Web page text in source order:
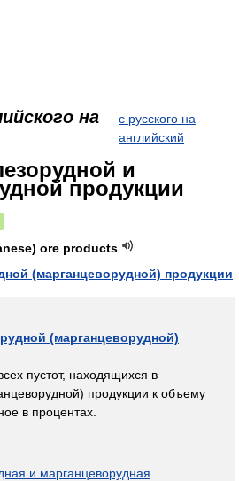
на
с русского на
английский
и
продукции
ore products
(марганцеворудной) продукции
(марганцеворудной)
пустот, находящихся в
продукции к объему
в процентах.
и марганцеворудная